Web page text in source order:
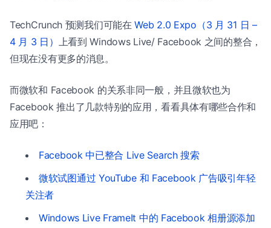
TechCrunch 预测我们可能在Web 2.0 Expo（3 月 31 日 –
4 月 3 日） 上看到 Windows Live/ Facebook 之间的整合，
但现在没有更多的消息。
而微软和 Facebook 的关系非同一般，并且微软也为
Facebook 推出了几款特别的应用，看看具体有哪些合作和
应用吧：
Facebook 中已整合 Live Search 搜索
微软试图通过 YouTube 和 Facebook 广告吸引年轻
关注者
Windows Live FrameIt 中的 Facebook 相册源添加